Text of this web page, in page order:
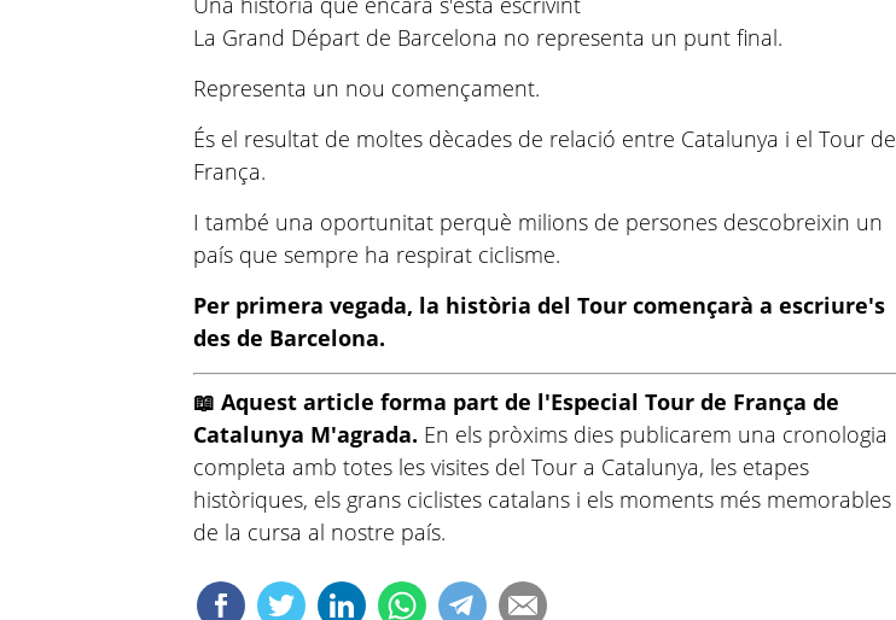
La Grand Départ de Barcelona no representa un punt final.
Representa un nou començament.
És el resultat de moltes dècades de relació entre Catalunya i el Tour de
França.
I també una oportunitat perquè milions de persones descobreixin un
país que sempre ha respirat ciclisme.
Per primera vegada, la història del Tour començarà a escriure's
des de Barcelona.
📖 Aquest article forma part de l'Especial Tour de França de
Catalunya M'agrada. En els pròxims dies publicarem una cronologia
completa amb totes les visites del Tour a Catalunya, les etapes
històriques, els grans ciclistes catalans i els moments més memorables
de la cursa al nostre país.